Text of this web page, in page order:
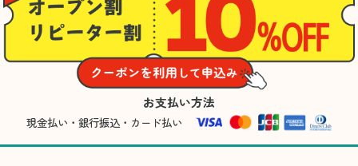
お支払い方法
現金払い・銀行振込・カード払い